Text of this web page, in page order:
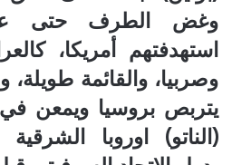
وغض الطرف حتى عن
استهدفتهم أمريكا،
وصربيا، والقائمة
يتربص بروسيا ويمعن
(الناتو) اوروبا